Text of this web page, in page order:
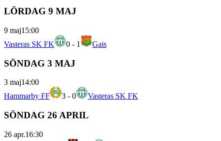
LÖRDAG 9 MAJ
9 maj15:00
Vasteras SK FK
0 - 1 Gais
SÖNDAG 3 MAJ
3 maj14:00
Hammarby FF
3 - 0 Vasteras SK FK
SÖNDAG 26 APRIL
26 apr.16:30